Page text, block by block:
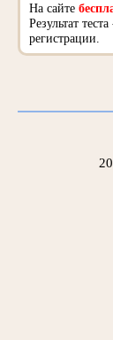
На сайте
Результат
регистрации.
20